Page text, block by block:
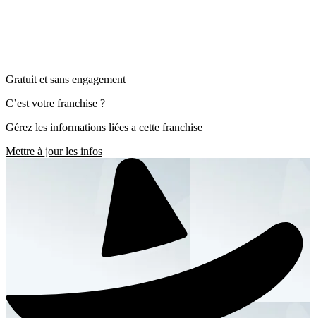
Gratuit et sans engagement
C’est votre franchise ?
Gérez les informations liées a cette franchise
Mettre à jour les infos